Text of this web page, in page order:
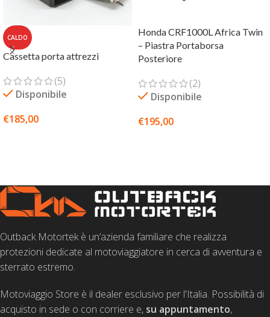
CALDO
Cassetta porta attrezzi
(5)
Disponibile
€185,00
Honda CRF1000L Africa Twin
– Piastra Portaborsa
Posteriore
(2)
Disponibile
€195,00
Outback Motortek è un’azienda familiare che realizza
protezioni dedicate al motoviaggiatore in cerca di avventura e
sterrato estremo.
Motoviaggio Store è il dealer esclusivo per l'Italia. Possibilità di
acquisto in sede o con corriere e, su appuntamento,